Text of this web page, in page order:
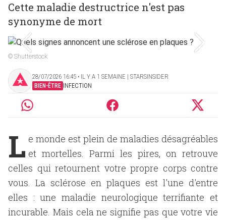
Cette maladie destructrice n'est pas
synonyme de mort
© Shutterstock
28/07/2026 16:45 ‧ IL Y A 1 SEMAINE | STARSINSIDER
BIEN-ÊTRE INFECTION
L e monde est plein de maladies désagréables
et mortelles. Parmi les pires, on retrouve
celles qui retournent votre propre corps contre
vous. La sclérose en plaques est l'une d'entre
elles : une maladie neurologique terrifiante et
incurable. Mais cela ne signifie pas que votre vie